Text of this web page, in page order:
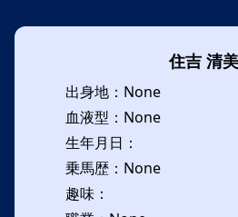
住吉 清美
出身地：None
血液型：None
生年月日：
乗馬歴：None
趣味：